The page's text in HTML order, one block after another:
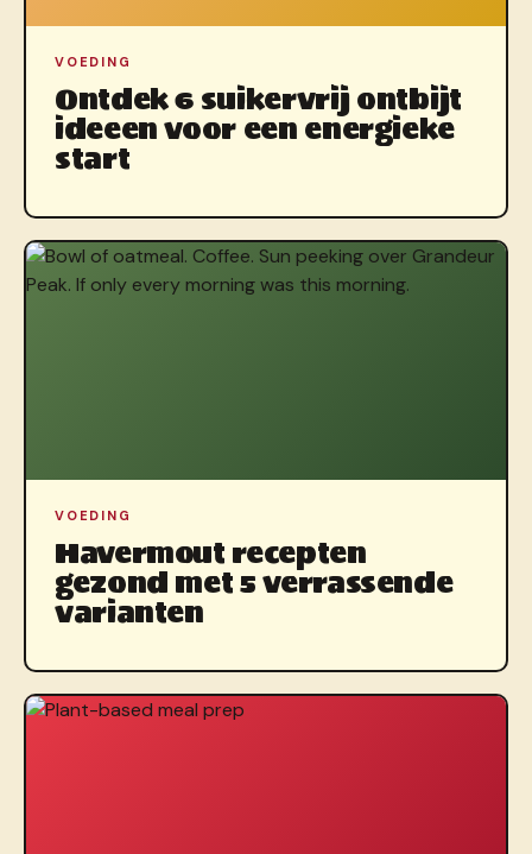
VOEDING
Ontdek 6 suikervrij ontbijt
ideeen voor een energieke
start
VOEDING
Havermout recepten
gezond met 5 verrassende
varianten